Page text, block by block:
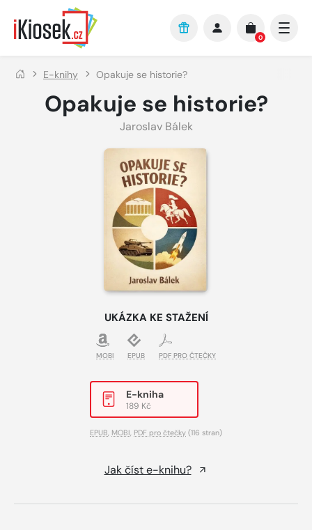
Přejít na hlavní obsah
0
E-knihy Opakuje se historie?
Opakuje se historie?
Jaroslav Bálek
UKÁZKA KE STAŽENÍ
MOBI EPUB PDF PRO ČTEČKY
E-kniha
189 Kč
EPUB, MOBI, PDF pro čtečky (116 stran)
Jak číst e-knihu?